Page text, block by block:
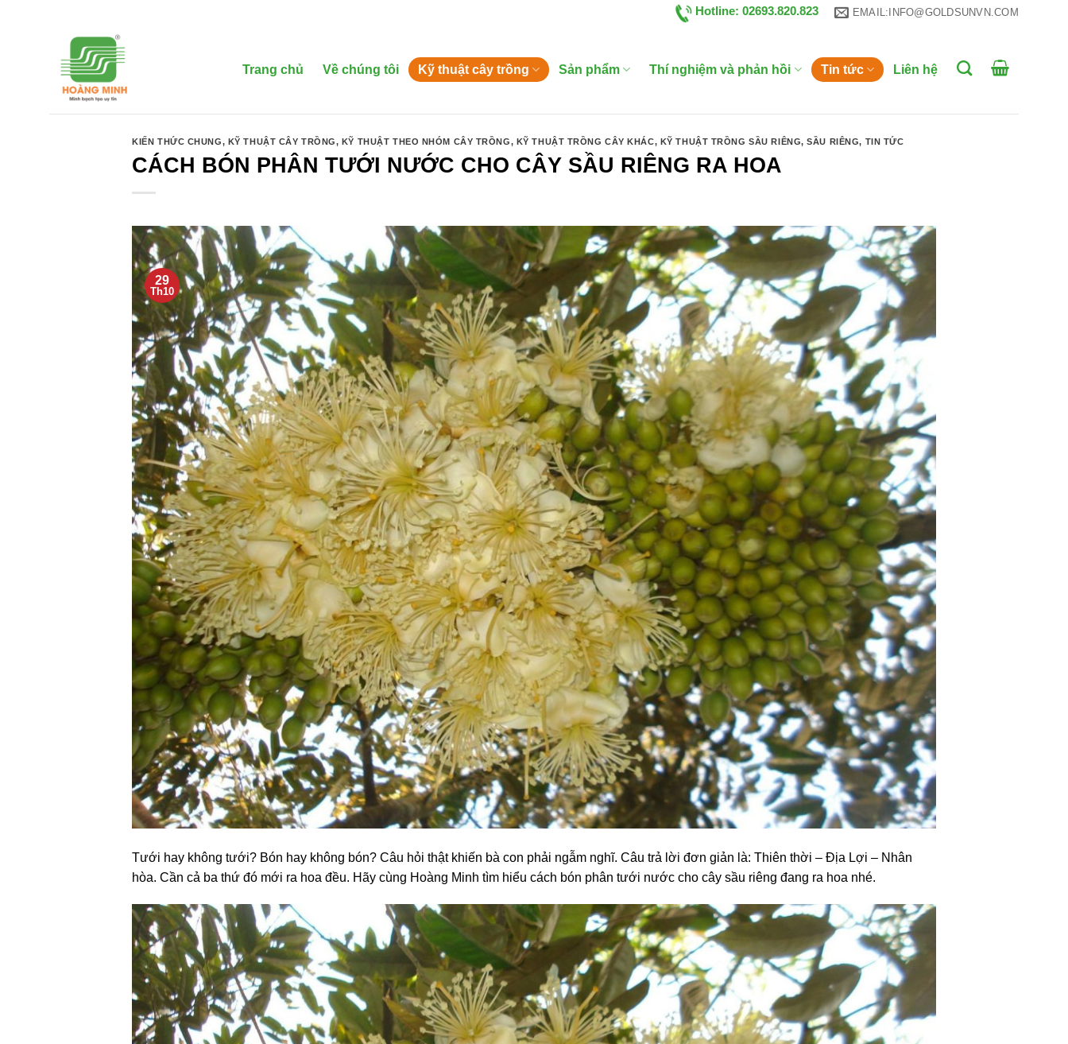
Hotline: 02693.820.823 EMAIL:INFO@GOLDSUNVN.COM
Trang chủ Về chúng tôi Kỹ thuật cây trồng Sản phẩm Thí nghiệm và phản hồi Tin tức Liên hệ
KIẾN THỨC CHUNG, KỸ THUẬT CÂY TRỒNG, KỸ THUẬT THEO NHÓM CÂY TRỒNG, KỸ THUẬT TRỒNG CÂY KHÁC, KỸ THUẬT TRỒNG SẦU RIÊNG,SẦU RIÊNG, TIN TỨC
CÁCH BÓN PHÂN TƯỚI NƯỚC CHO CÂY SẦU RIÊNG RA HOA
29
Th10
Tưới hay không tưới? Bón hay không bón? Câu hỏi thật khiến bà con phải ngẫm nghĩ. Câu trả lời đơn giản là: Thiên thời – Địa Lợi – Nhân
hòa.Cần cả ba thứ đó mới ra hoa đều. Hãy cùng Hoàng Minh tìm hiểu cách bón phân tưới nước cho cây sầu riêng đang ra hoa nhé.